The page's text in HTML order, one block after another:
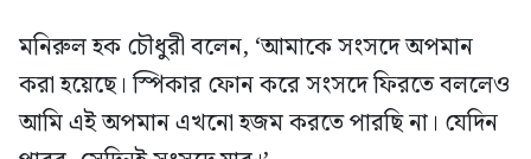
মনিরুল হক চৌধুরী বলেন, ‘আমাকে সংসদে অপমান
করা হয়েছে। স্পিকার ফোন করে সংসদে ফিরতে বললেও
আমি এই অপমান এখনো হজম করতে পারছি না। যেদিন